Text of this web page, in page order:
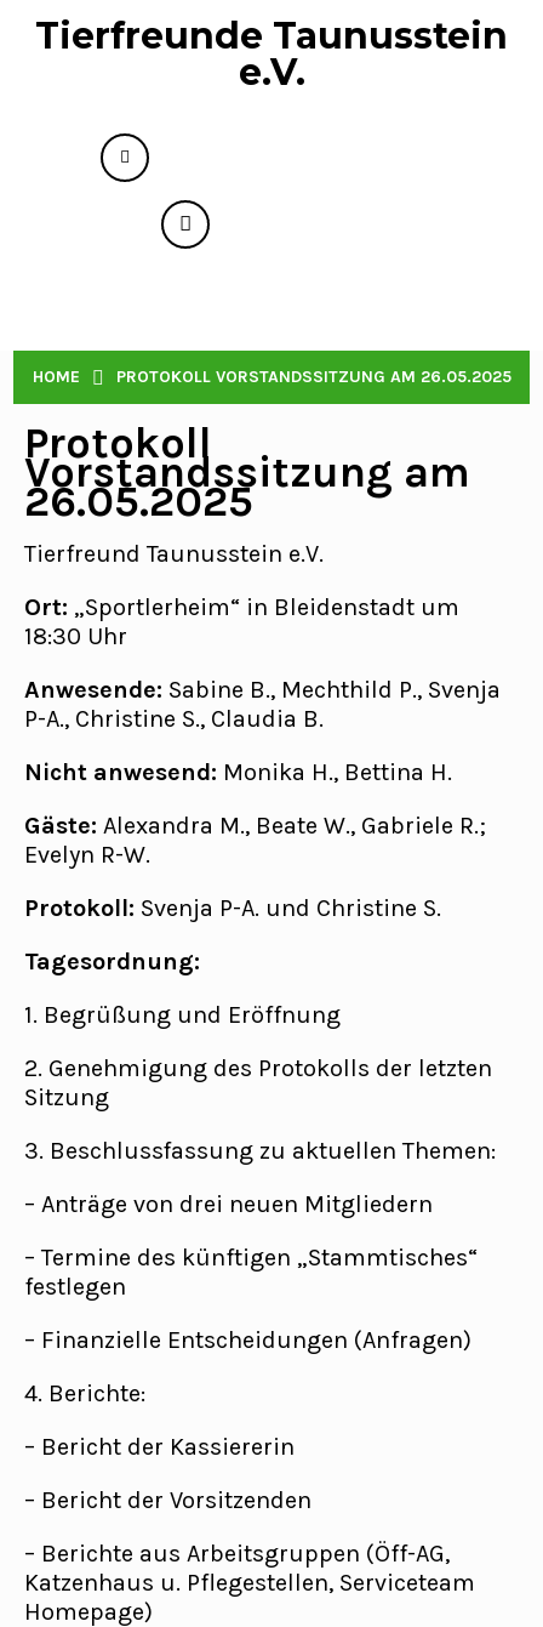
Tierfreunde Taunusstein
e.V.
26.05.2025
HOME PROTOKOLL VORSTANDSSITZUNG AM 26.05.2025
Protokoll
Vorstandssitzung am
26.05.2025
Tierfreund Taunusstein e.V.
Ort: „Sportlerheim“ in Bleidenstadt um
18:30 Uhr
Anwesende: Sabine B., Mechthild P., Svenja
P-A., Christine S., Claudia B.
Nicht anwesend: Monika H., Bettina H.
Gäste: Alexandra M., Beate W., Gabriele R.;
Evelyn R-W.
Protokoll: Svenja P-A. und Christine S.
Tagesordnung:
1. Begrüßung und Eröffnung
2. Genehmigung des Protokolls der letzten
Sitzung
3. Beschlussfassung zu aktuellen Themen:
– Anträge von drei neuen Mitgliedern
– Termine des künftigen „Stammtisches“
festlegen
– Finanzielle Entscheidungen (Anfragen)
4. Berichte:
– Bericht der Kassiererin
– Bericht der Vorsitzenden
– Berichte aus Arbeitsgruppen (Öff-AG,
Katzenhaus u. Pflegestellen, Serviceteam
Homepage)